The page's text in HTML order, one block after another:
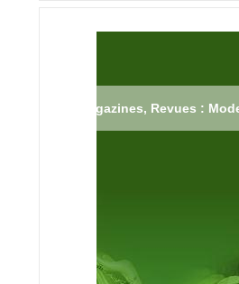
Magazines, Revues :